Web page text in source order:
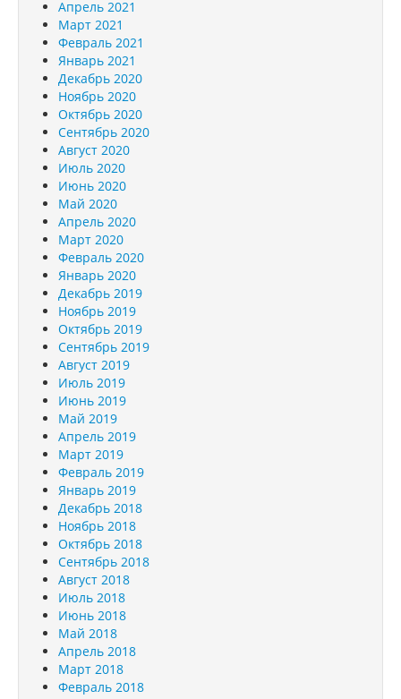
Апрель 2021
Март 2021
Февраль 2021
Январь 2021
Декабрь 2020
Ноябрь 2020
Октябрь 2020
Сентябрь 2020
Август 2020
Июль 2020
Июнь 2020
Май 2020
Апрель 2020
Март 2020
Февраль 2020
Январь 2020
Декабрь 2019
Ноябрь 2019
Октябрь 2019
Сентябрь 2019
Август 2019
Июль 2019
Июнь 2019
Май 2019
Апрель 2019
Март 2019
Февраль 2019
Январь 2019
Декабрь 2018
Ноябрь 2018
Октябрь 2018
Сентябрь 2018
Август 2018
Июль 2018
Июнь 2018
Май 2018
Апрель 2018
Март 2018
Февраль 2018